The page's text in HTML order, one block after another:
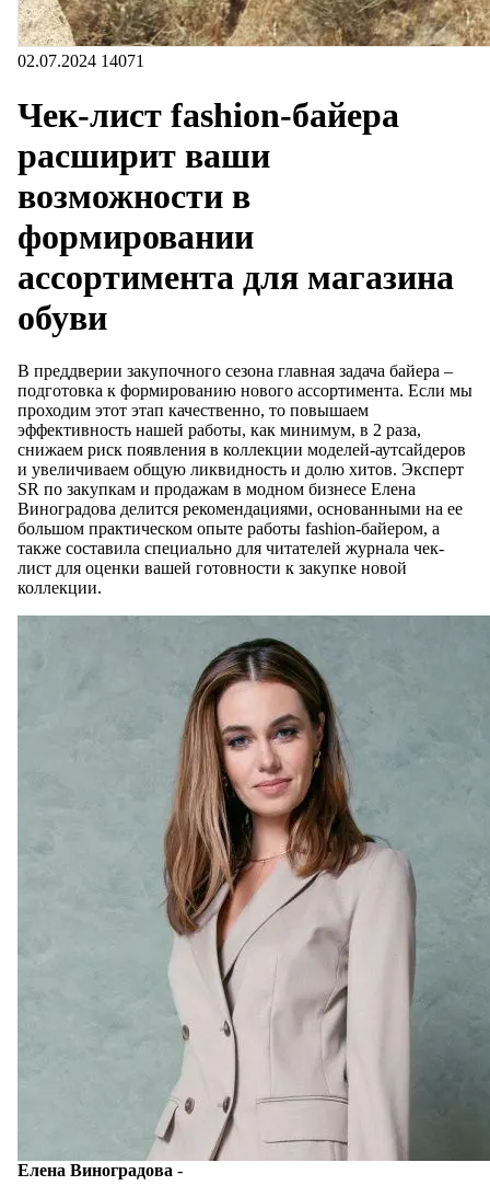
02.07.2024 14071
Чек-лист fashion-байера
расширит ваши
возможности в
формировании
ассортимента для магазина
обуви
В преддверии закупочного сезона главная задача байера –
подготовка к формированию нового ассортимента. Если мы
проходим этот этап качественно, то повышаем
эффективность нашей работы, как минимум, в 2 раза,
снижаем риск появления в коллекции моделей-аутсайдеров
и увеличиваем общую ликвидность и долю хитов. Эксперт
SR по закупкам и продажам в модном бизнесе Елена
Виноградова делится рекомендациями, основанными на ее
большом практическом опыте работы fashion-байером, а
также составила специально для читателей журнала чек-
лист для оценки вашей готовности к закупке новой
коллекции.
Елена Виноградова -